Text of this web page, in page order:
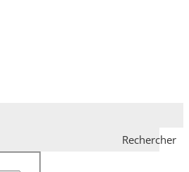
Rechercher